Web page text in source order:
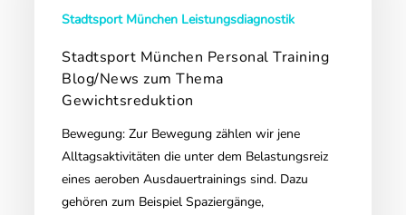
Gewichtsreduktion
Stadtsport München Leistungsdiagnostik
Stadtsport München Personal Training
Blog/News zum Thema
Gewichtsreduktion
Bewegung: Zur Bewegung zählen wir jene
Alltagsaktivitäten die unter dem Belastungsreiz
eines aeroben Ausdauertrainings sind. Dazu
gehören zum Beispiel Spaziergänge,